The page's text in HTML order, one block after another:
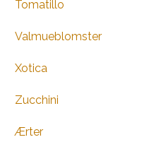
Tomatillo
Valmueblomster
Xotica
Zucchini
Ærter